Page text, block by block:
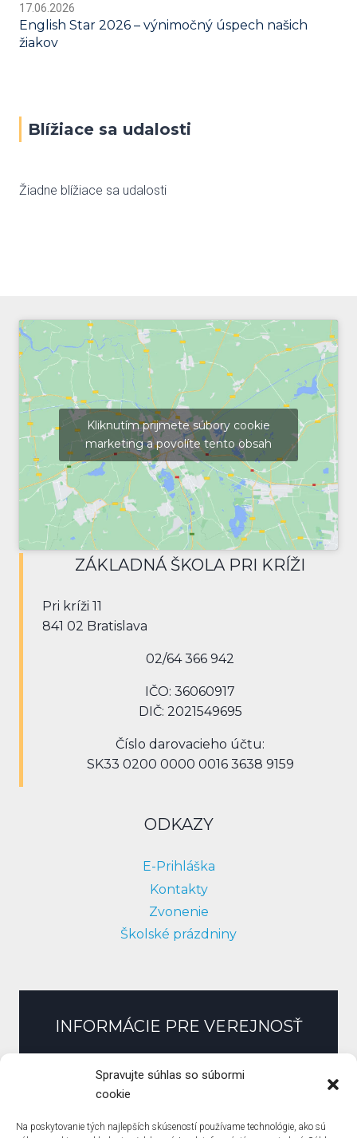
Spravujte súhlas so súbormi
cookie
Na poskytovanie tých najlepších skúseností používame technológie, ako sú
17.06.2026
English Star 2026 – výnimočný úspech našich
žiakov
Blížiace sa udalosti
Žiadne blížiace sa udalosti
Kliknutím prijmete súbory cookie
marketing a povolíte tento obsah
ZÁKLADNÁ ŠKOLA PRI KRÍŽI
Pri kríži 11
841 02 Bratislava
02/64 366 942
IČO: 36060917
DIČ: 2021549695
Číslo darovacieho účtu:
SK33 0200 0000 0016 3638 9159
ODKAZY
E-Prihláška
Kontakty
Zvonenie
Školské prázdniny
INFORMÁCIE PRE VEREJNOSŤ
Slobodný prístup k informáciám
Zmluvy, faktúry, objednávky